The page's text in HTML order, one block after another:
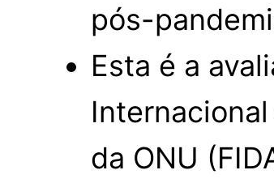
pós-
Esta é a
da ONU